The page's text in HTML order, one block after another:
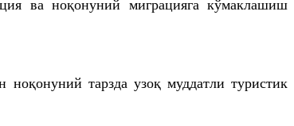
ва ноқонуний миграцияга кўмаклашиш
тарзда узоқ муддатли туристик